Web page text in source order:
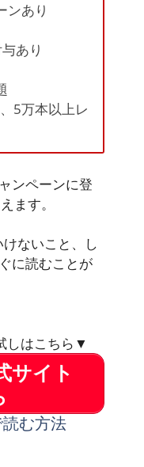
ンあり
あり
5万本以上レ
ンペーンに登
ます。
ないこと、し
に読むことが
しはこちら▼
サイト
読む方法